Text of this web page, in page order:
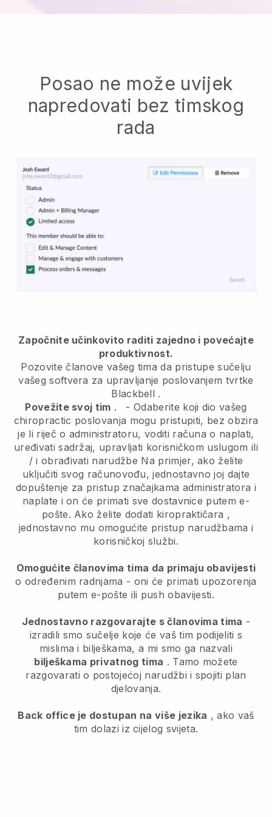
Posao ne može uvijek
napredovati bez timskog
rada
Započnite učinkovito raditi zajedno i povećajte
produktivnost.
Pozovite članove vašeg tima da pristupe sučelju
vašeg softvera za upravljanje poslovanjem tvrtke
Blackbell .
Povežite svoj tim . -Odaberite koji dio vašeg
chiropractic poslovanja mogu pristupiti, bez obzira
je li riječ o administratoru, voditi računa o naplati,
uređivati sadržaj, upravljati korisničkom uslugom ili
/ i obrađivati narudžbe Na primjer, ako želite
uključiti svog računovođu, jednostavno joj dajte
dopuštenje za pristup značajkama administratora i
naplate i on će primati sve dostavnice putem e-
pošte. Ako želite dodati kiropraktičara ,
jednostavno mu omogućite pristup narudžbama i
korisničkoj službi.
Omogućite članovima tima da primaju obavijesti
o određenim radnjama - oni će primati upozorenja
putem e-pošte ili push obavijesti.
Jednostavno razgovarajte s članovima tima -
izradili smo sučelje koje će vaš tim podijeliti s
mislima i bilješkama, a mi smo ga nazvali
bilješkama privatnog tima . Tamo možete
razgovarati o postojećoj narudžbi i spojiti plan
djelovanja.
Back office je dostupan na više jezika , ako vaš
tim dolazi iz cijelog svijeta.